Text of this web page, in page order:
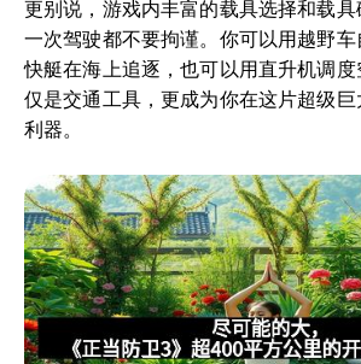
更别说，游戏内丰富的载具选择和载
一次驾驶都不要拘谨。你可以用越野车
快艇在海上追逐，也可以用直升机调度
仅是交通工具，更成为你在这片超级
利器。